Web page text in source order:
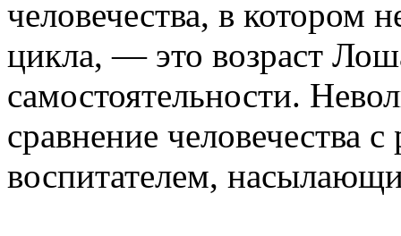
человечества, в котором
цикла, — это возраст
самостоятельности.
сравнение человечества
воспитателем,